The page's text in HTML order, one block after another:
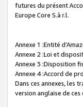
futures du présent
Europe Core S.à r.l.
Annexe 1 :Entité
Annexe 2 :Loi et
Annexe 3 :Disposition
Annexe 4 :Accord de
Dans ces annexes, les
version anglaise de